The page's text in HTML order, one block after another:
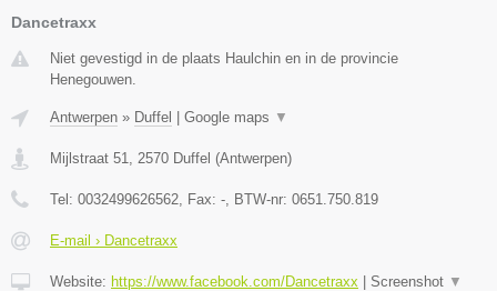
Dancetraxx
Niet gevestigd in de plaats Haulchin en in de provincie
Henegouwen.
Antwerpen » Duffel | Google maps ▼
Mijlstraat 51 2570 Duffel (Antwerpen)
Tel: 0032499626562 , Fax: - , BTW-nr: 0651.750.819
E-mail › Dancetraxx
Website: https://www.facebook.com/Dancetraxx | Screenshot ▼